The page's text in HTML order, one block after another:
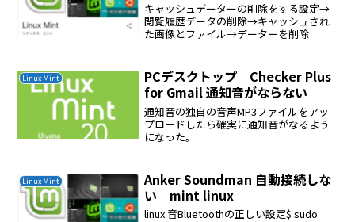
キャッシュデーターの削除をする設定→
閲覧履歴データの削除→キャッシュされ
た画像とファイル→データーを削除
Linux Mint
PCデスクトップ Checker Plus
for Gmail 通知音がならない
通知音の独自の音声MP3ファイルをアッ
プロードしたら確実に通知音がなるよう
になった。
Linux Mint
Anker Soundman 自動接続しな
い mint linux
linux 音Bluetoothの正しい設定$ sudo